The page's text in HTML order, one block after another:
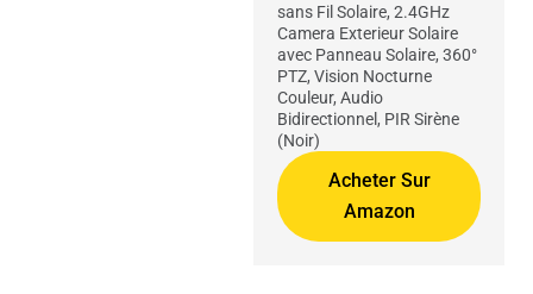
sans Fil Solaire, 2.4GHz
Camera Exterieur Solaire
avec Panneau Solaire, 360°
PTZ, Vision Nocturne
Couleur, Audio
Bidirectionnel, PIR Sirène
(Noir)
Acheter Sur
Amazon